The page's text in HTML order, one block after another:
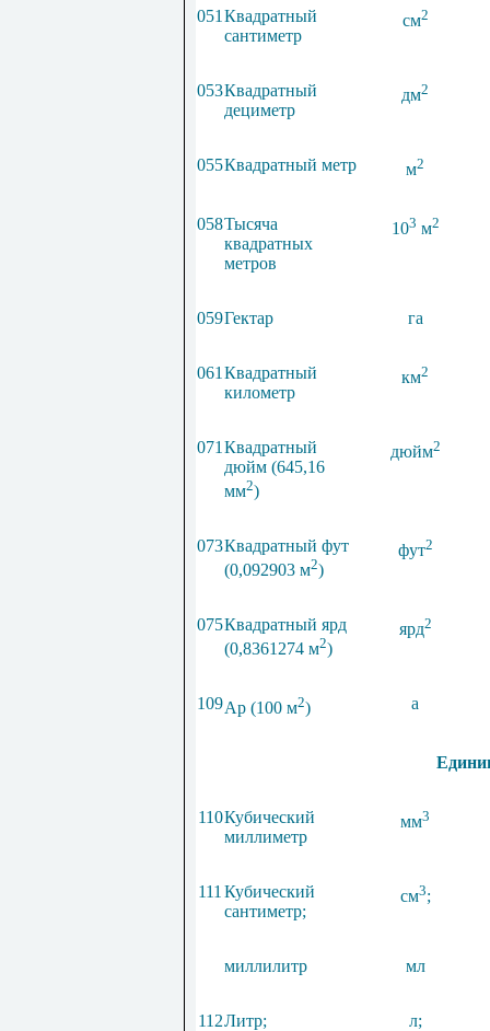
051 Квадратный
сантиметр
см2
053Квадратный
дециметр
дм2
055Квадратный метр м2
058Тысяча
квадратных
метров
103 м2
059Гектар га
061 Квадратный
километр
км2
071 Квадратный
дюйм (645,16
мм2)
дюйм2
073Квадратный фут
(0,092903 м2)
фут2
075Квадратный ярд
(0,8361274 м2)
ярд2
109Ар (100 м2) а
110Кубический
миллиметр
мм3
111 Кубический
сантиметр;
cм3;
миллилитр мл
112Литр; л;